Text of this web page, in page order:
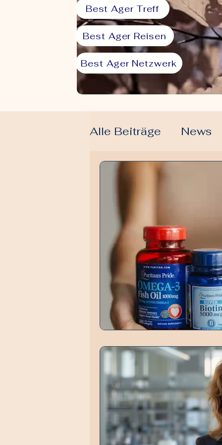
Best Ager Treff
Best Ager Reisen
Best Ager Netzwerk
Alle Beiträge News
Lifestyle & Alltag
Liebe & Beziehungen
Digitale Welt &